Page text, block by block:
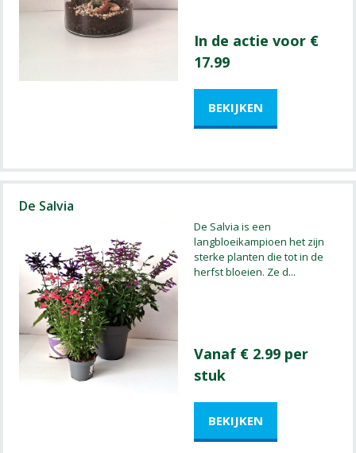
In de actie voor €
17.99
De Salvia
De Salvia is een
langbloeikampioen het zijn
sterke planten die tot in de
herfst bloeien. Ze d...
Vanaf € 2.99 per
stuk